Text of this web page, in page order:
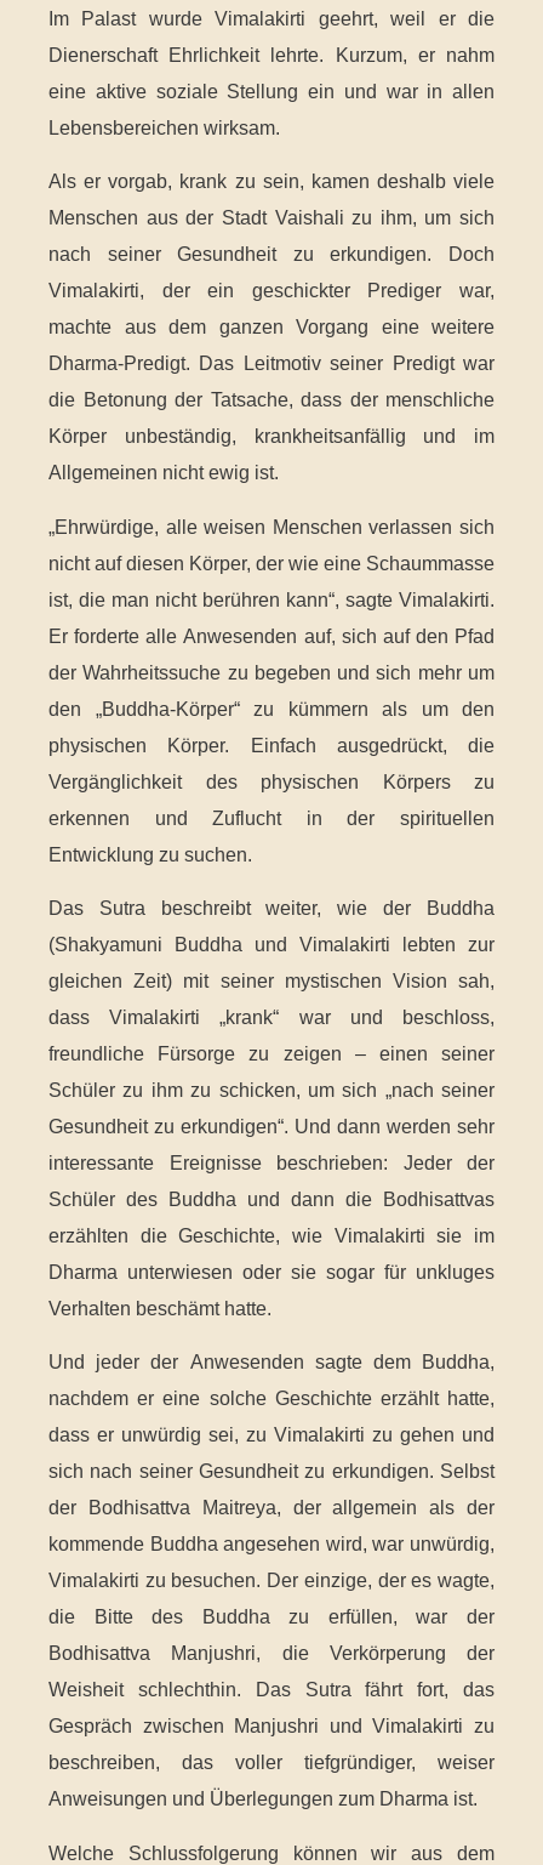
Im Palast wurde Vimalakirti geehrt, weil er die
Dienerschaft Ehrlichkeit lehrte. Kurzum, er nahm
eine aktive soziale Stellung ein und war in allen
Lebensbereichen wirksam.
Als er vorgab, krank zu sein, kamen deshalb viele
Menschen aus der Stadt Vaishali zu ihm, um sich
nach seiner Gesundheit zu erkundigen. Doch
Vimalakirti, der ein geschickter Prediger war,
machte aus dem ganzen Vorgang eine weitere
Dharma-Predigt. Das Leitmotiv seiner Predigt war
die Betonung der Tatsache, dass der menschliche
Körper unbeständig, krankheitsanfällig und im
Allgemeinen nicht ewig ist.
„Ehrwürdige, alle weisen Menschen verlassen sich
nicht auf diesen Körper, der wie eine Schaummasse
ist, die man nicht berühren kann“, sagte Vimalakirti.
Er forderte alle Anwesenden auf, sich auf den Pfad
der Wahrheitssuche zu begeben und sich mehr um
den „Buddha-Körper“ zu kümmern als um den
physischen Körper. Einfach ausgedrückt, die
Vergänglichkeit des physischen Körpers zu
erkennen und Zuflucht in der spirituellen
Entwicklung zu suchen.
Das Sutra beschreibt weiter, wie der Buddha
(Shakyamuni Buddha und Vimalakirti lebten zur
gleichen Zeit) mit seiner mystischen Vision sah,
dass Vimalakirti „krank“ war und beschloss,
freundliche Fürsorge zu zeigen – einen seiner
Schüler zu ihm zu schicken, um sich „nach seiner
Gesundheit zu erkundigen“. Und dann werden sehr
interessante Ereignisse beschrieben: Jeder der
Schüler des Buddha und dann die Bodhisattvas
erzählten die Geschichte, wie Vimalakirti sie im
Dharma unterwiesen oder sie sogar für unkluges
Verhalten beschämt hatte.
Und jeder der Anwesenden sagte dem Buddha,
nachdem er eine solche Geschichte erzählt hatte,
dass er unwürdig sei, zu Vimalakirti zu gehen und
sich nach seiner Gesundheit zu erkundigen. Selbst
der Bodhisattva Maitreya, der allgemein als der
kommende Buddha angesehen wird, war unwürdig,
Vimalakirti zu besuchen. Der einzige, der es wagte,
die Bitte des Buddha zu erfüllen, war der
Bodhisattva Manjushri, die Verkörperung der
Weisheit schlechthin. Das Sutra fährt fort, das
Gespräch zwischen Manjushri und Vimalakirti zu
beschreiben, das voller tiefgründiger, weiser
Anweisungen und Überlegungen zum Dharma ist.
Welche Schlussfolgerung können wir aus dem